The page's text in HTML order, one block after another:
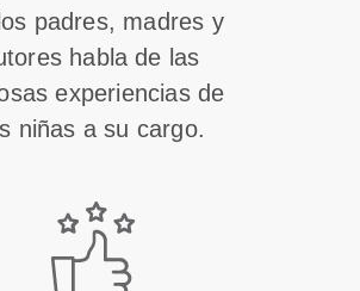
padres, madres y
habla de las
experiencias de
niñas a su cargo.